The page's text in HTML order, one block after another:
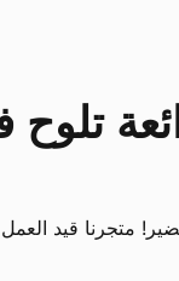
متجرنا قيد